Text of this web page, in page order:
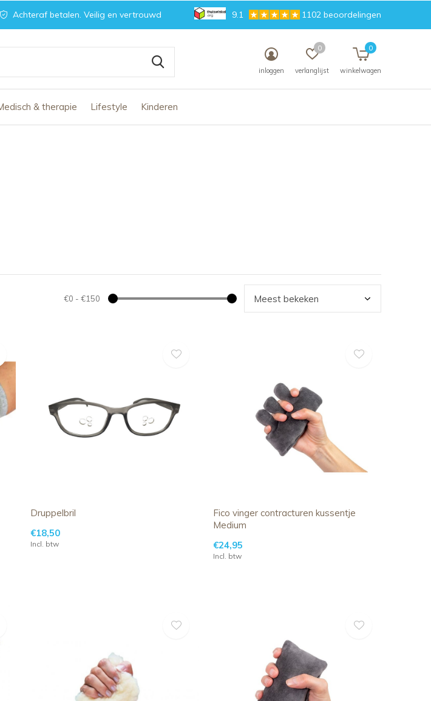
& therapie Lifestyle Kinderen
inloggen verlanglijst
0
winkelwagen
0
Achteraf betalen. Veilig en vertrouwd 9.1 1102 beoordelingen
€0 - €150
Druppelbril
€18,50
Incl. btw
Fico vinger contracturen kussentje
Medium
€24,95
Incl. btw